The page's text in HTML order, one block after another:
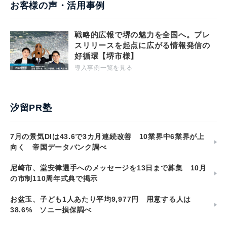
お客様の声・活用事例
戦略的広報で堺の魅力を全国へ。プレ
スリリースを起点に広がる情報発信の
好循環【堺市様】
導入事例一覧を見る
汐留PR塾
7月の景気DIは43.6で3カ月連続改善 10業界中6業界が上
向く 帝国データバンク調べ
尼崎市、堂安律選手へのメッセージを13日まで募集 10月
の市制110周年式典で掲示
お盆玉、子ども1人あたり平均9,977円 用意する人は
38.6% ソニー損保調べ